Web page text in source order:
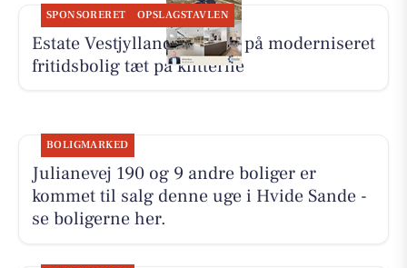
SPONSORERET OPSLAGSTAVLEN
Estate Vestjylland: Ny pris på moderniseret
fritidsbolig tæt på klitterne
BOLIGMARKED
Julianevej 190 og 9 andre boliger er
kommet til salg denne uge i Hvide Sande -
se boligerne her.